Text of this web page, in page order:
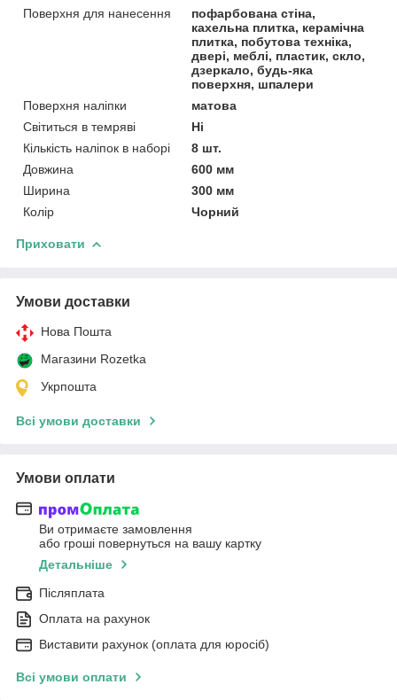
Поверхня для нанесення
пофарбована стіна,
кахельна плитка, керамічна
плитка, побутова техніка,
двері, меблі, пластик, скло,
дзеркало, будь-яка
поверхня, шпалери
Поверхня наліпки
матова
Світиться в темряві
Ні
Кількість наліпок в наборі
8 шт.
Довжина
600 мм
Ширина
300 мм
Колір
Чорний
Приховати
Умови доставки
Нова Пошта
Магазини Rozetka
Укрпошта
Всі умови доставки
Умови оплати
Ви отримаєте замовлення
або гроші повернуться на вашу картку
Детальніше
Післяплата
Оплата на рахунок
Виставити рахунок (оплата для юросіб)
Всі умови оплати